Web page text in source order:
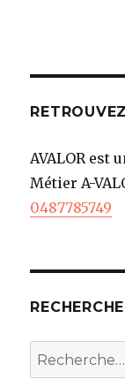
AVALOR est
Métier A-
0487785749
Recherche
pour